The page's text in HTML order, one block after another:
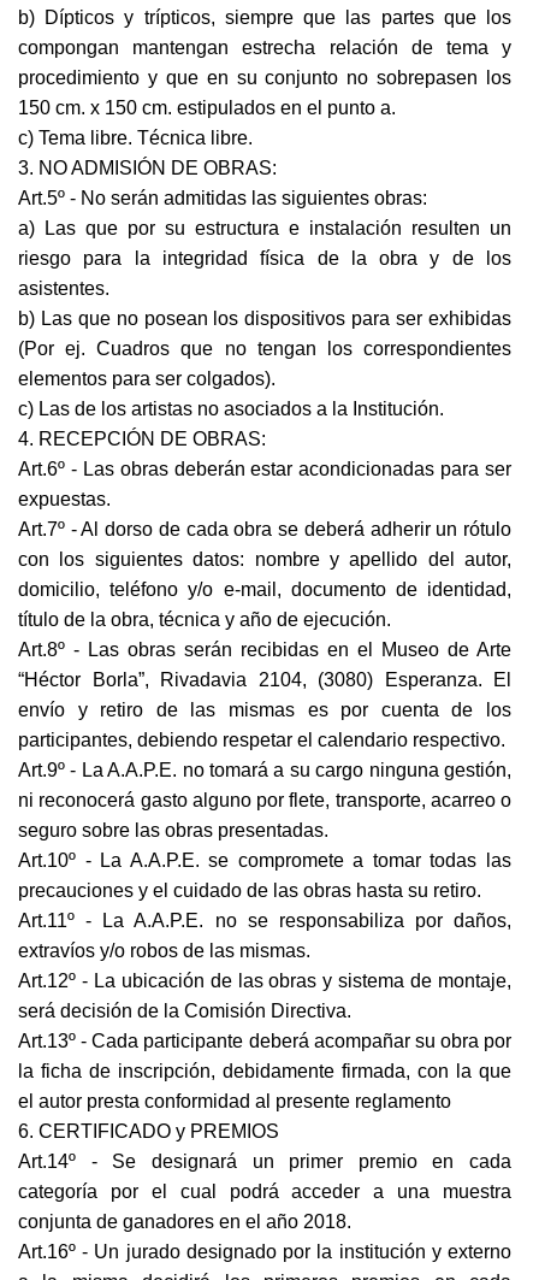
b) Dípticos y trípticos, siempre que las partes que los
compongan mantengan estrecha relación de tema y
procedimiento y que en su conjunto no sobrepasen los
150 cm. x 150 cm. estipulados en el punto a.
c) Tema libre. Técnica libre.
3. NO ADMISIÓN DE OBRAS:
Art.5º - No serán admitidas las siguientes obras:
a) Las que por su estructura e instalación resulten un
riesgo para la integridad física de la obra y de los
asistentes.
b) Las que no posean los dispositivos para ser exhibidas
(Por ej. Cuadros que no tengan los correspondientes
elementos para ser colgados).
c) Las de los artistas no asociados a la Institución.
4. RECEPCIÓN DE OBRAS:
Art.6º - Las obras deberán estar acondicionadas para ser
expuestas.
Art.7º - Al dorso de cada obra se deberá adherir un rótulo
con los siguientes datos: nombre y apellido del autor,
domicilio, teléfono y/o e-mail, documento de identidad,
título de la obra, técnica y año de ejecución.
Art.8º - Las obras serán recibidas en el Museo de Arte
“Héctor Borla”, Rivadavia 2104, (3080) Esperanza. El
envío y retiro de las mismas es por cuenta de los
participantes, debiendo respetar el calendario respectivo.
Art.9º - La A.A.P.E. no tomará a su cargo ninguna gestión,
ni reconocerá gasto alguno por flete, transporte, acarreo o
seguro sobre las obras presentadas.
Art.10º - La A.A.P.E. se compromete a tomar todas las
precauciones y el cuidado de las obras hasta su retiro.
Art.11º - La A.A.P.E. no se responsabiliza por daños,
extravíos y/o robos de las mismas.
Art.12º - La ubicación de las obras y sistema de montaje,
será decisión de la Comisión Directiva.
Art.13º - Cada participante deberá acompañar su obra por
la ficha de inscripción, debidamente firmada, con la que
el autor presta conformidad al presente reglamento
6. CERTIFICADO y PREMIOS
Art.14º - Se designará un primer premio en cada
categoría por el cual podrá acceder a una muestra
conjunta de ganadores en el año 2018.
Art.16º - Un jurado designado por la institución y externo